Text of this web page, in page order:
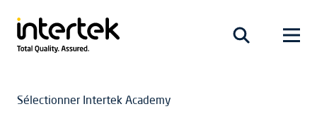
Sélectionner Intertek Academy